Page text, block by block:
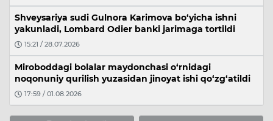
Shveysariya sudi Gulnora Karimova bo‘yicha ishni
yakunladi, Lombard Odier banki jarimaga tortildi
15:21 / 28.07.2026
Miroboddagi bolalar maydonchasi o‘rnidagi
noqonuniy qurilish yuzasidan jinoyat ishi qo‘zg‘atildi
17:59 / 01.08.2026